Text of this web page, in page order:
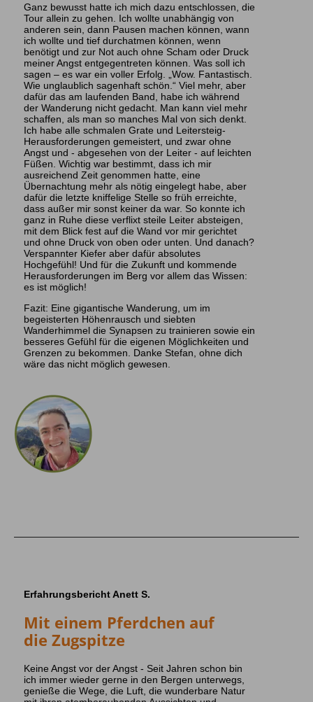
Ganz bewusst hatte ich mich dazu entschlossen, die
Tour allein zu gehen. Ich wollte unabhängig von
anderen sein, dann Pausen machen können, wann
ich wollte und tief durchatmen können, wenn
benötigt und zur Not auch ohne Scham oder Druck
meiner Angst entgegentreten können. Was soll ich
sagen – es war ein voller Erfolg. „Wow. Fantastisch.
Wie unglaublich sagenhaft schön.“ Viel mehr, aber
dafür das am laufenden Band, habe ich während
der Wanderung nicht gedacht. Man kann viel mehr
schaffen, als man so manches Mal von sich denkt.
Ich habe alle schmalen Grate und Leitersteig-
Herausforderungen gemeistert, und zwar ohne
Angst und - abgesehen von der Leiter - auf leichten
Füßen. Wichtig war bestimmt, dass ich mir
ausreichend Zeit genommen hatte, eine
Übernachtung mehr als nötig eingelegt habe, aber
dafür die letzte kniffelige Stelle so früh erreichte,
dass außer mir sonst keiner da war. So konnte ich
ganz in Ruhe diese verflixt steile Leiter absteigen,
mit dem Blick fest auf die Wand vor mir gerichtet
und ohne Druck von oben oder unten. Und danach?
Verspannter Kiefer aber dafür absolutes
Hochgefühl! Und für die Zukunft und kommende
Herausforderungen im Berg vor allem das Wissen:
es ist möglich!
Fazit: Eine gigantische Wanderung, um im
begeisterten Höhenrausch und siebten
Wanderhimmel die Synapsen zu trainieren sowie ein
besseres Gefühl für die eigenen Möglichkeiten und
Grenzen zu bekommen. Danke Stefan, ohne dich
wäre das nicht möglich gewesen.
Erfahrungsbericht Anett S.
Mit einem Pferdchen auf
die Zugspitze
Keine Angst vor der Angst - Seit Jahren schon bin
ich immer wieder gerne in den Bergen unterwegs,
genieße die Wege, die Luft, die wunderbare Natur